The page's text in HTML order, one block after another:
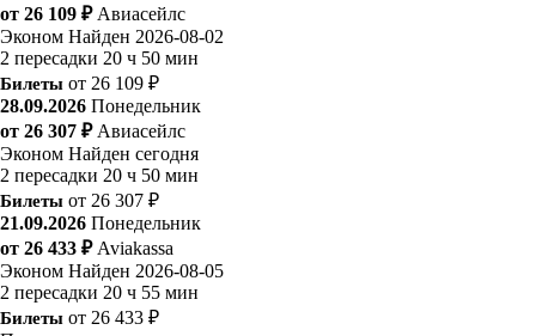
от 26 109 ₽ Авиасейлс
Эконом Найден 2026-08-02
2 пересадки 20 ч 50 мин
Билеты от 26 109 ₽
28.09.2026 Понедельник
от 26 307 ₽ Авиасейлс
Эконом Найден сегодня
2 пересадки 20 ч 50 мин
Билеты от 26 307 ₽
21.09.2026 Понедельник
от 26 433 ₽ Aviakassa
Эконом Найден 2026-08-05
2 пересадки 20 ч 55 мин
Билеты от 26 433 ₽